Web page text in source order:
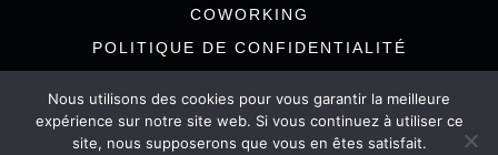
COWORKING
POLITIQUE DE CONFIDENTIALITÉ
Nous utilisons des cookies pour vous garantir la meilleure
expérience sur notre site web. Si vous continuez à utiliser ce
site, nous supposerons que vous en êtes satisfait.